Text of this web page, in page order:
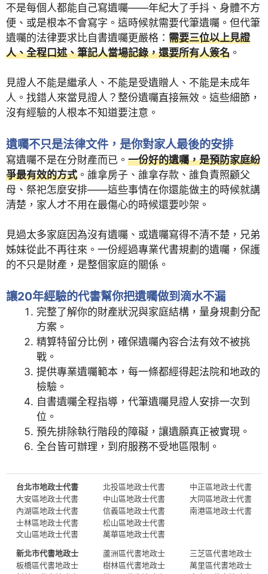
不是每個人都能自己寫遺囑——年紀大了手抖、身體不方
便、或是根本不會寫字。這時候就需要代筆遺囑。但代筆
遺囑的法律要求比自書遺囑更嚴格： 需要三位以上見證
人、全程口述、筆記人當場記錄，還要所有人簽名 。
見證人不能是繼承人、不能是受遺贈人、不能是未成年
人。找錯人來當見證人？整份遺囑直接無效。這些細節，
沒有經驗的人根本不知道要注意。
遺囑不只是法律文件，是你對家人最後的安排
寫遺囑不是在分財產而已。 一份好的遺囑，是預防家庭紛
爭最有效的方式 。誰拿房子、誰拿存款、誰負責照顧父
母、祭祀怎麼安排——這些事情在你還能做主的時候就講
清楚，家人才不用在最傷心的時候還要吵架。
見過太多家庭因為沒有遺囑、或遺囑寫得不清不楚，兄弟
姊妹從此不再往來。一份經過專業代書規劃的遺囑，保護
的不只是財產，是整個家庭的關係。
讓20年經驗的代書幫你把遺囑做到滴水不漏
完整了解你的財產狀況與家庭結構，量身規劃分配
方案。
精算特留分比例，確保遺囑內容合法有效不被挑
戰。
提供專業遺囑範本，每一條都經得起法院和地政的
檢驗。
自書遺囑全程指導，代筆遺囑見證人安排一次到
位。
預先排除執行階段的障礙，讓遺願真正被實現。
全台皆可辦理，到府服務不受地區限制。
台北市地政士代書
大安區地政士代書
內湖區地政士代書
士林區地政士代書
文山區地政士代書
北投區地政士代書
中山區地政士代書
信義區地政士代書
松山區地政士代書
萬華區地政士代書
中正區地政士代書
大同區地政士代書
南港區地政士代書
新北市代書地政士
板橋區代書地政士
蘆洲區代書地政士
樹林區代書地政士
三芝區代書地政士
萬里區代書地政士